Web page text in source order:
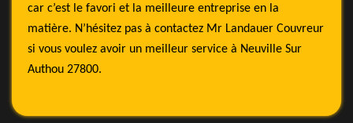
car c’est le favori et la meilleure entreprise en la
matière. N’hésitez pas à contactez Mr Landauer Couvreur
si vous voulez avoir un meilleur service à Neuville Sur
Authou 27800.